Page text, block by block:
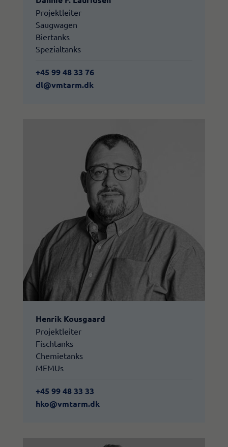
Projektleiter
Saugwagen
Biertanks
Spezialtanks
+45 99 48 33 76
dl@vmtarm.dk
Henrik Kousgaard
Projektleiter
Fischtanks
Chemietanks
MEMUs
+45 99 48 33 33
hko@vmtarm.dk